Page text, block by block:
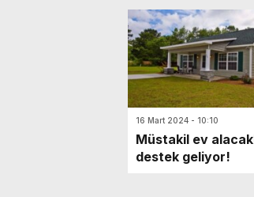
6:32
Sur
6:29
6:26
Hayat
7:48
Rams
7:43
Ege
19:29
16 Mart 2024 - 10:10
Müstakil ev
destek geliyor!